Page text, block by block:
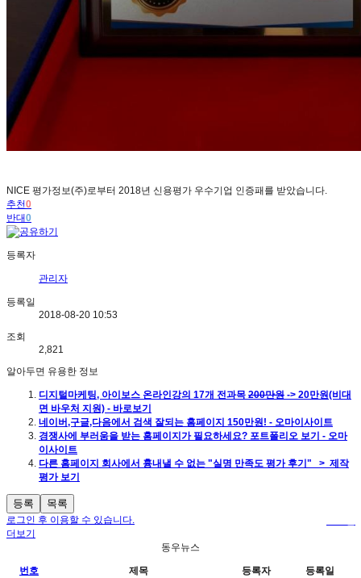
NICE 평가정보(주)로부터 2018년 신용평가 우수기업 인증패를 받았습니다.
추천0
반대0
등록자
관리자
등록일
2018-08-20 10:53
조회
2,821
알아두면 유용한 정보
디지털마케팅, 아이보스 온라인강의 17개 전과목 200만원 -> 20만원(비대
면 바우처 지원) - 바로보기
네이버,구글,다음에서 검색 잘되는 홈페이지 150만원! - 오마이사이트
경쟁사에 부러움을 받는 홈페이지가 필요하세요? 포트폴리오 보기 - 오마
이사이트
다른 홈페이지 회사에서 흉내낼 수 없는 "실명 만족도 평가 후기" > 제작
평가 보기
등록 목록
로그인 후 이용할 수 있습니다.
더보기
동우뉴스
번호 제목 등록자 등록일